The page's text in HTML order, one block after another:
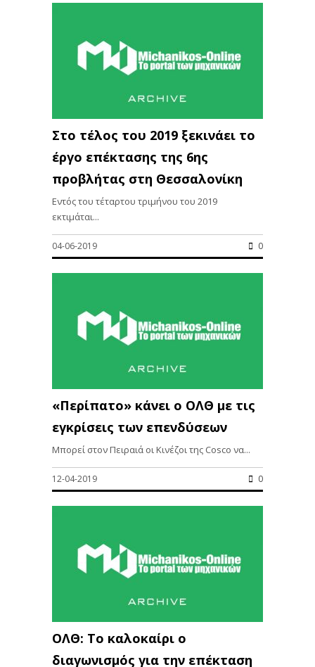
Στο τέλος του 2019 ξεκινάει το
έργο επέκτασης της 6ης
προβλήτας στη Θεσσαλονίκη
Εντός του τέταρτου τριμήνου του 2019
εκτιμάται...
04-06-2019 0
«Περίπατο» κάνει ο ΟΛΘ με τις
εγκρίσεις των επενδύσεων
Μπορεί στον Πειραιά οι Κινέζοι της Cosco να...
12-04-2019 0
ΟΛΘ: Το καλοκαίρι ο
διαγωνισμός για την επέκταση